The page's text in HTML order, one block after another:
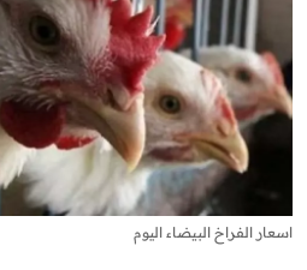
التعليم
منوعات
اسعار الفراخ البيضاء اليوم